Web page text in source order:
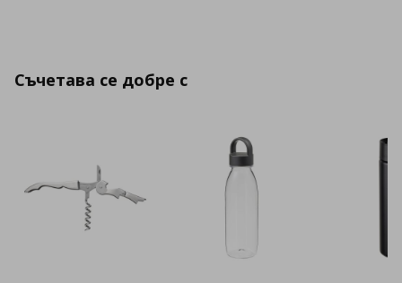
Съчетава се добре с